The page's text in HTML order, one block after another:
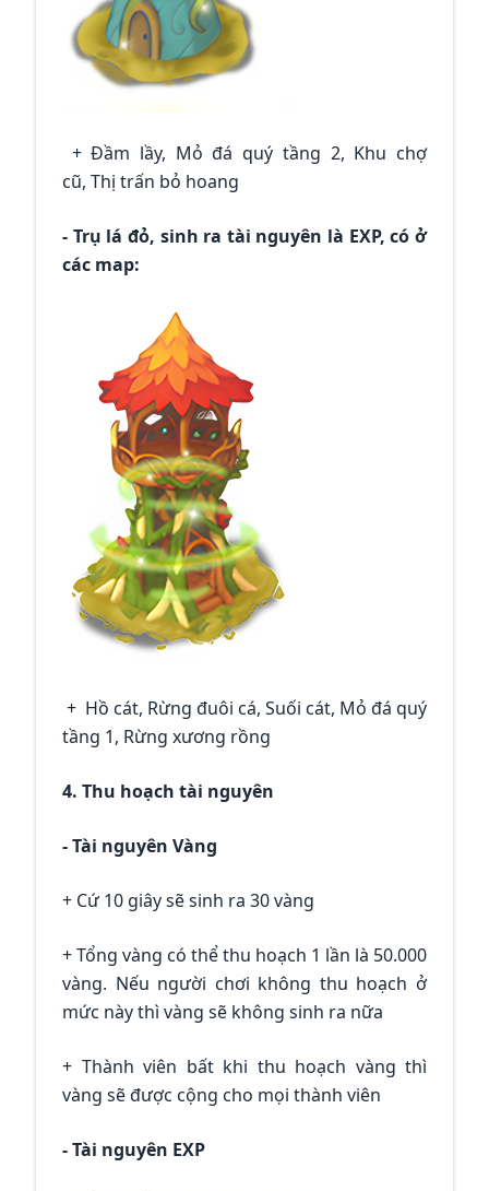
+ Đầm lầy, Mỏ đá quý tầng 2, Khu chợ
cũ, Thị trấn bỏ hoang
- Trụ lá đỏ, sinh ra tài nguyên là EXP, có ở
các map:
+ Hồ cát, Rừng đuôi cá, Suối cát, Mỏ đá quý
tầng 1, Rừng xương rồng
4. Thu hoạch tài nguyên
- Tài nguyên Vàng
+ Cứ 10 giây sẽ sinh ra 30 vàng
+ Tổng vàng có thể thu hoạch 1 lần là 50.000
vàng. Nếu người chơi không thu hoạch ở
mức này thì vàng sẽ không sinh ra nữa
+ Thành viên bất khi thu hoạch vàng thì
vàng sẽ được cộng cho mọi thành viên
- Tài nguyên EXP